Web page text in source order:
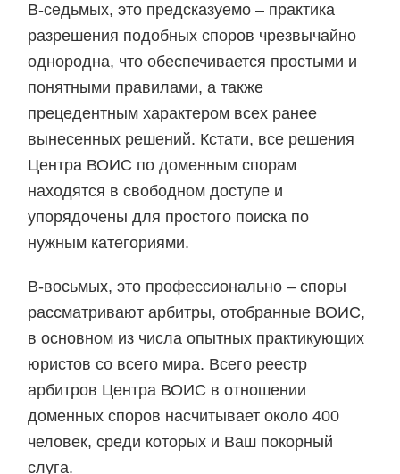
В-седьмых, это предсказуемо – практика
разрешения подобных споров чрезвычайно
однородна, что обеспечивается простыми и
понятными правилами, а также
прецедентным характером всех ранее
вынесенных решений. Кстати, все решения
Центра ВОИС по доменным спорам
находятся в свободном доступе и
упорядочены для простого поиска по
нужным категориями.
В-восьмых, это профессионально – споры
рассматривают арбитры, отобранные ВОИС,
в основном из числа опытных практикующих
юристов со всего мира. Всего реестр
арбитров Центра ВОИС в отношении
доменных споров насчитывает около 400
человек, среди которых и Ваш покорный
слуга.